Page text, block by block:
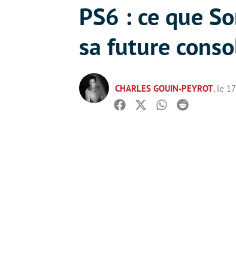
PS6 : ce que
sa future
CHARLES GOUIN-PEYROT, le
Facebook
TwitterWhatsapp
Reddit